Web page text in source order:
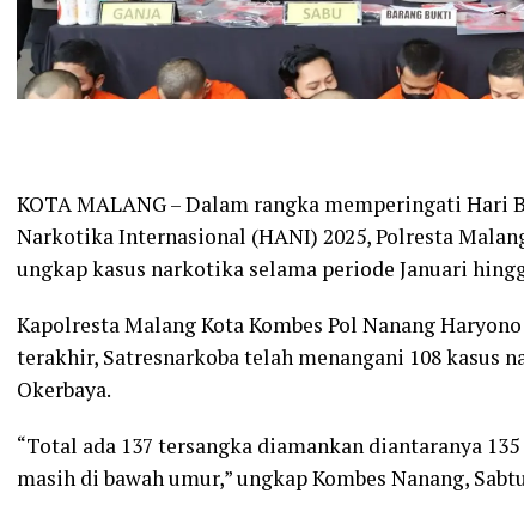
KOTA MALANG – Dalam rangka memperingati Hari
Narkotika Internasional (HANI) 2025, Polresta
ungkap kasus narkotika selama periode Januari
Kapolresta Malang Kota Kombes Pol Nanang
terakhir, Satresnarkoba telah menangani 108 kasus
Okerbaya.
“Total ada 137 tersangka diamankan diantaranya
masih di bawah umur,” ungkap Kombes Nanang,